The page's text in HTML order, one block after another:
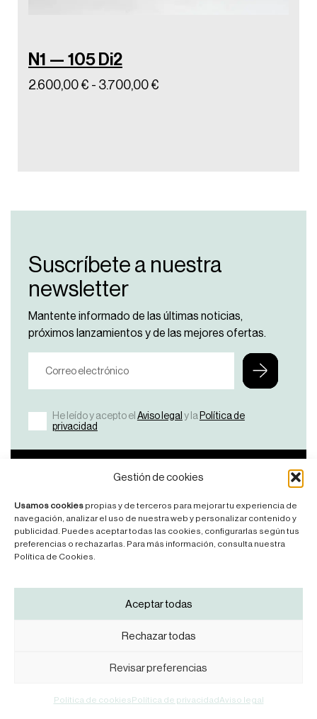
Gestión de cookies
Usamos cookies propias y de terceros para mejorar tu experiencia de
navegación, analizar el uso de nuestra web y personalizar contenido y
publicidad. Puedes aceptar todas las cookies, configurarlas según tus
preferencias o rechazarlas. Para más información, consulta nuestra
Política de Cookies.
Aceptar todas
Rechazar todas
Revisar preferencias
Política de cookiesPolítica de privacidadAviso legal
N1 — 105 Di2
2.600,00 € - 3.700,00 €
Suscríbete a nuestra
newsletter
Mantente informado de las últimas noticias,
próximos lanzamientos y de las mejores ofertas.
He leído y acepto el Aviso legal y la Política de
privacidad
Todas
Road
Mountainbike
qué
KDNS?
Manifesto
Manuales
Legales
Contacto
Síguenos
Política de privacidad
Política de cookies